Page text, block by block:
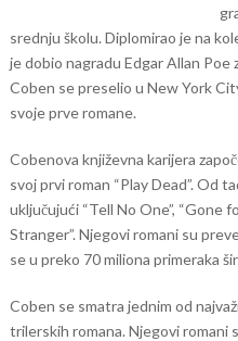
srednju školu. Diplomirao je na
je dobio nagradu Edgar Allan Poe
Coben se preselio u New York
svoje prve romane.
Cobenova književna karijera
svoj prvi roman “Play Dead”. Od
uključujući “Tell No One”, “Gone
Stranger”. Njegovi romani su
se u preko 70 miliona primeraka
Coben se smatra jednim od
trilerskih romana. Njegovi romani